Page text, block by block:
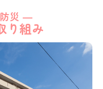
災 ―
り組み